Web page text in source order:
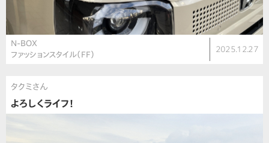
N-BOX
ファッションスタイル（FF）
2025.12.27
タクミさん
よろしくライフ！